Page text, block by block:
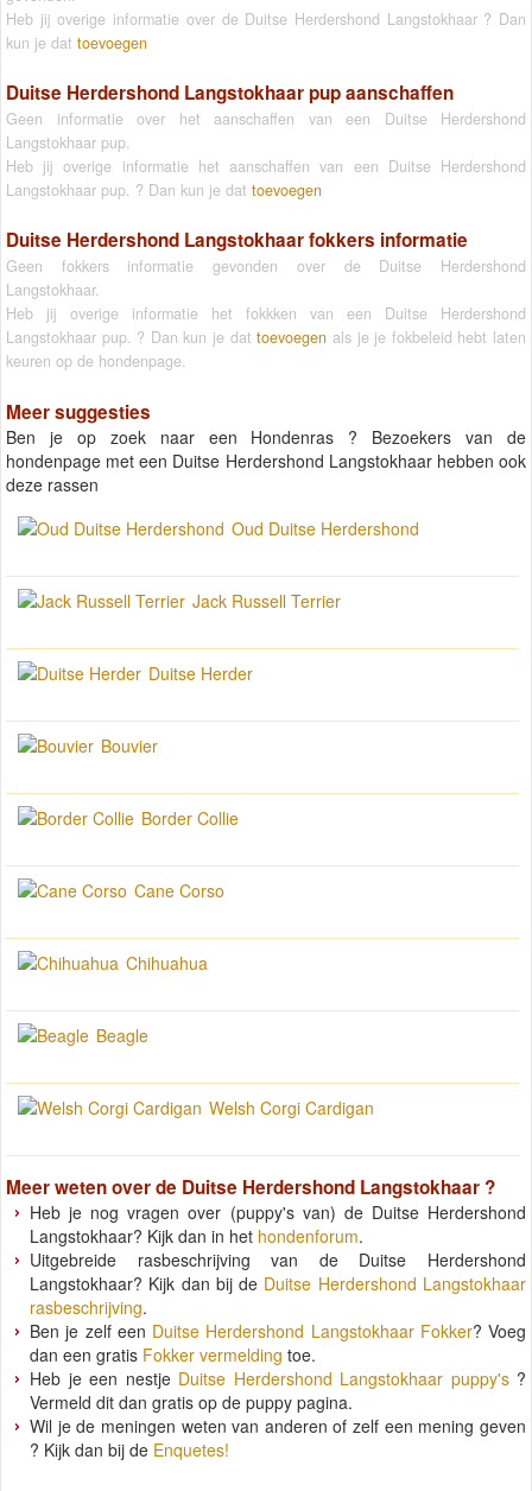
Heb jij overige informatie over de Duitse Herdershond Langstokhaar ? Dan
kun je dat toevoegen
Duitse Herdershond Langstokhaar pup aanschaffen
Geen informatie over het aanschaffen van een Duitse Herdershond
Langstokhaar pup.
Heb jij overige informatie het aanschaffen van een Duitse Herdershond
Langstokhaar pup. ? Dan kun je dat toevoegen
Duitse Herdershond Langstokhaar fokkers informatie
Geen fokkers informatie gevonden over de Duitse Herdershond
Langstokhaar.
Heb jij overige informatie het fokkken van een Duitse Herdershond
Langstokhaar pup. ? Dan kun je dattoevoegen als je je fokbeleid hebt laten
keuren op de hondenpage.
Meer suggesties
Ben je op zoek naar een Hondenras ? Bezoekers van de
hondenpage met een Duitse Herdershond Langstokhaar hebben ook
deze rassen
Oud Duitse Herdershond
Jack Russell Terrier
Duitse Herder
Bouvier
Border Collie
Cane Corso
Chihuahua
Beagle
Welsh Corgi Cardigan
Meer weten over de Duitse Herdershond Langstokhaar ?
Heb je nog vragen over (puppy's van) de Duitse Herdershond
Langstokhaar? Kijk dan in het hondenforum.
Uitgebreide rasbeschrijving van de Duitse Herdershond
Langstokhaar? Kijk dan bij de Duitse Herdershond Langstokhaar
rasbeschrijving.
Ben je zelf een Duitse Herdershond Langstokhaar Fokker? Voeg
dan een gratis Fokker vermelding toe.
Heb je een nestje Duitse Herdershond Langstokhaar puppy's?
Vermeld dit dan gratis op de puppy pagina.
Wil je de meningen weten van anderen of zelf een mening geven
? Kijk dan bij de Enquetes!